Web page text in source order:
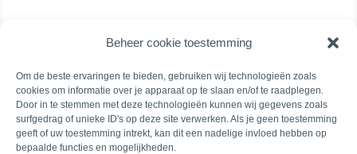
Beheer cookie toestemming
Om de beste ervaringen te bieden, gebruiken wij technologieën zoals
cookies om informatie over je apparaat op te slaan en/of te raadplegen.
Door in te stemmen met deze technologieën kunnen wij gegevens zoals
surfgedrag of unieke ID's op deze site verwerken. Als je geen toestemming
geeft of uw toestemming intrekt, kan dit een nadelige invloed hebben op
bepaalde functies en mogelijkheden.